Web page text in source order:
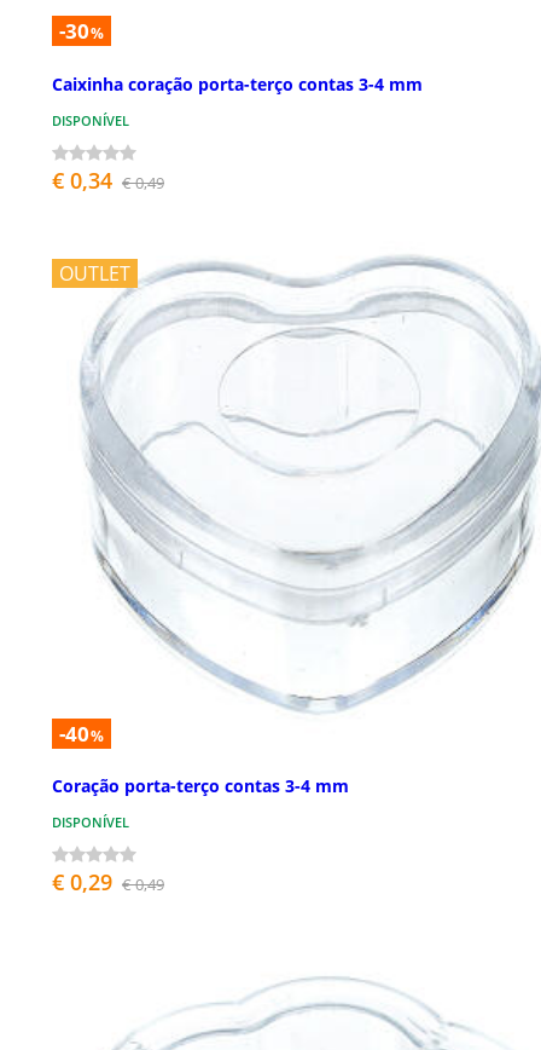
-30%
Caixinha coração porta-terço contas 3-4 mm
DISPONÍVEL
€ 0,34 € 0,49
OUTLET
-40%
Coração porta-terço contas 3-4 mm
DISPONÍVEL
€ 0,29 € 0,49